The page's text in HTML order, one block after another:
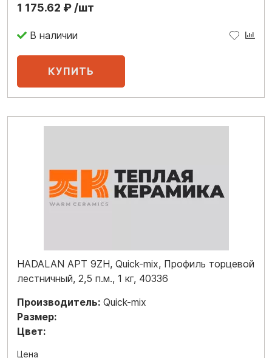
1 175.62 ₽ /шт
В наличии
HADALAN APT 9ZH, Quick-mix, Профиль торцевой
лестничный, 2,5 п.м., 1 кг, 40336
Производитель: Quick-mix
Размер:
Цвет:
Цена